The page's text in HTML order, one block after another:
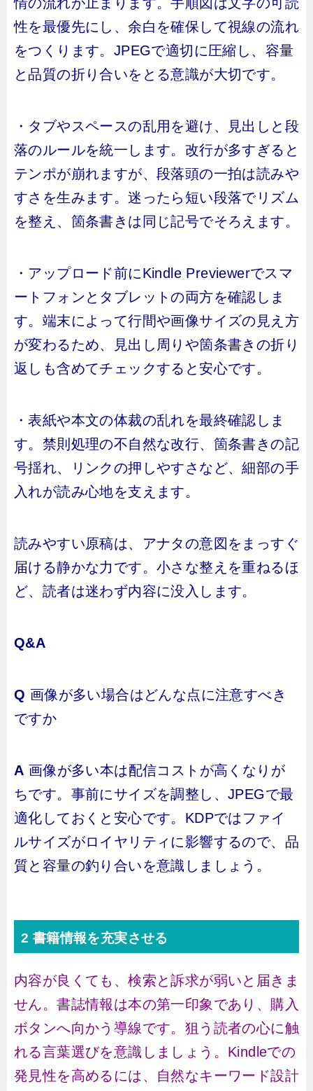
性を最優先にし、余白を確保して視線の流れ
をつくります。JPEGで適切に圧縮し、容量
と品質の折り合いをとる意識が大切です。
・タブやスペースの乱用を避け、見出しと段
落のルールを統一します。改行が多すぎると
テンポが崩れますが、段落頭の一拍は読みや
すさを生みます。迷ったら短い段落でリズム
を整え、箇条書きは同じ記号でそろえます。
・アップロード前にKindle Previewerでスマ
ートフォンとタブレットの両方を確認しま
す。端末によって行間や画像サイズの見え方
が変わるため、見出し周りや箇条書きの折り
返しも含めてチェックすると安心です。
・表紙や本文の体裁の乱れを最終確認しま
す。禁則処理の不自然な改行、箇条書きの記
号揺れ、リンクの押しやすさなど、細部の手
入れが読み心地を支えます。
読みやすい原稿は、アナタの意図をまっすぐ
届ける静かな力です。小さな整えを重ねるほ
ど、読者は迷わず内容に没入します。
Q&A
Q 画像が多い場合はどんな点に注意すべき
ですか
A 画像が多い本は配信コストが高くなりが
ちです。事前にサイズを調整し、JPEGで最
適化しておくと安心です。KDPではファイ
ルサイズがロイヤリティに影響するので、品
質と容量の釣り合いを意識しましょう。
2 書籍情報を充実させる
内容が良くても、検索と訴求が弱いと届きま
せん。書誌情報は本の第一印象であり、購入
ボタンへ向かう導線です。狙う読者の心に触
れる言葉選びを意識しましょう。Kindleでの
発見性を高めるには、自然なキーワード設計